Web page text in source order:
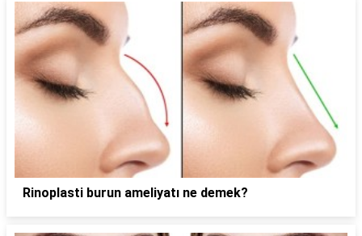
Rinoplasti burun ameliyatı ne demek?